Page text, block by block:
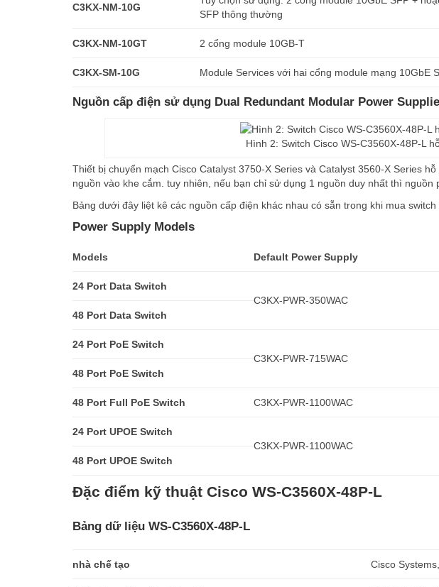
C3KX-NM-10G
SFP thông thường
C3KX-NM-10GT 2 cổng module 10GB-T
C3KX-SM-10G Module Services với hai cổng module mạng 10GbE
Nguồn cấp điện sử dụng Dual Redundant Modular Power
Hình 2: Switch Cisco WS-C3560X-48P-L
Thiết bị chuyển mạch Cisco Catalyst 3750-X Series và Catalyst 3560-X Series
nguồn vào khe cắm. tuy nhiên, nếu bạn chỉ sử dụng 1 nguồn duy nhất thì
Bảng dưới đây liệt kê các nguồn cấp điện khác nhau có sẵn trong khi mua switch
Power Supply Models
Models Default Power Supply
24 Port Data Switch
C3KX-PWR-350WAC
48 Port Data Switch
24 Port PoE Switch
C3KX-PWR-715WAC
48 Port PoE Switch
48 Port Full PoE Switch C3KX-PWR-1100WAC
24 Port UPOE Switch
C3KX-PWR-1100WAC
48 Port UPOE Switch
Đặc điểm kỹ thuật Cisco WS-C3560X-48P-L
Bảng dữ liệu WS-C3560X-48P-L
nhà chế tạo Cisco